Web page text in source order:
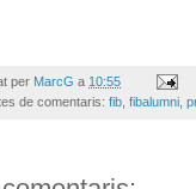
per MarcG a 10:55
de comentaris: fib fibalumni